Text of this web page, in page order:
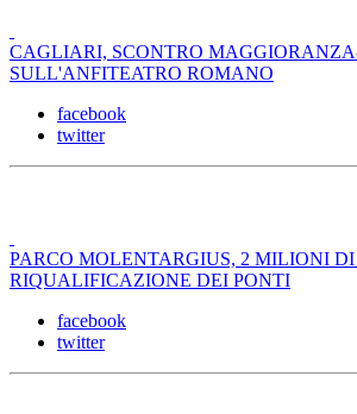
CAGLIARI, SCONTRO
SULL'ANFITEATRO ROMANO
facebook
twitter
PARCO MOLENTARGIUS, 2 MILIONI DI
RIQUALIFICAZIONE DEI PONTI
facebook
twitter